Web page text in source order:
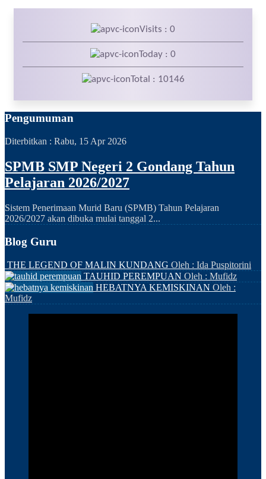
Visits : 0
Today : 0
Total : 10146
Pengumuman
Diterbitkan : Rabu, 15 Apr 2026
SPMB SMP Negeri 2 Gondang Tahun
Pelajaran 2026/2027
Sistem Penerimaan Murid Baru (SPMB) Tahun Pelajaran
2026/2027 akan dibuka mulai tanggal 2...
Blog Guru
THE LEGEND OF MALIN KUNDANG Oleh : Ida Puspitorini
TAUHID PEREMPUAN Oleh : Mufidz
HEBATNYA KEMISKINAN Oleh :
Mufidz